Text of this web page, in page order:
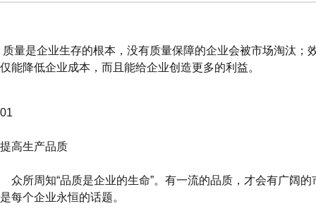
质量是企业生存的根本，没有质量保障的企业会被市场淘汰；
仅能降低企业成本，而且能给企业创造更多的利益。
01
提高生产品质
众所周知“品质是企业的生命”。有一流的品质，才会有广阔
是每个企业永恒的话题。